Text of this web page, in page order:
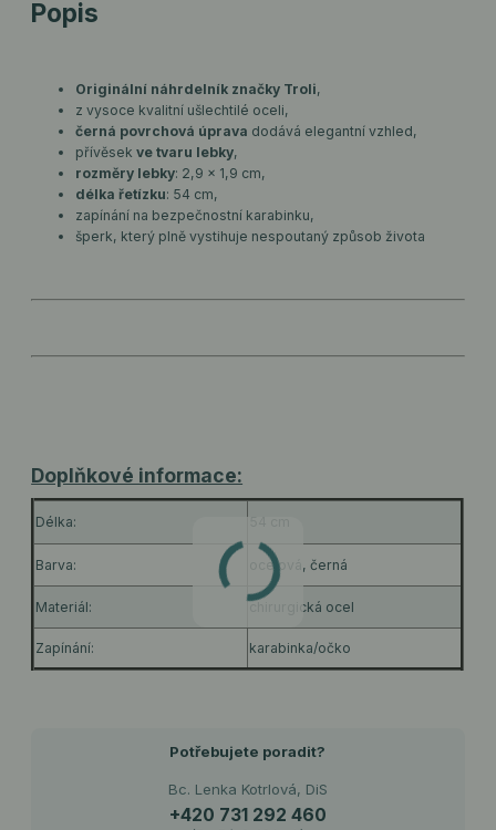
Popis
Originální náhrdelník značky Troli,
z vysoce kvalitní ušlechtilé oceli,
černá povrchová úprava dodává elegantní vzhled,
přívěsekve tvaru lebky,
rozměry lebky: 2,9 x 1,9 cm,
délka řetízku: 54 cm,
zapínání na bezpečnostní karabinku,
šperk, který plně vystihuje nespoutaný způsob života
Doplňkové informace:
Délka:
Barva: ocelová, černá
Materiál: chirurgická ocel
Zapínání: karabinka/očko
Potřebujete poradit?
Bc. Lenka Kotrlová, DiS
+420 731 292 460